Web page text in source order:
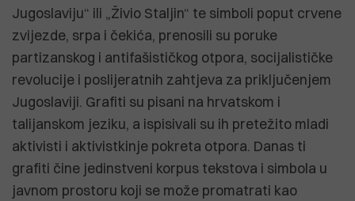
Jugoslaviju“ ili „Živio Staljin“ te simboli poput crvene
zvijezde, srpa i čekića, prenosili su poruke
partizanskog i antifašističkog otpora, socijalističke
revolucije i poslijeratnih zahtjeva za priključenjem
Jugoslaviji. Grafiti su pisani na hrvatskom i
talijanskom jeziku, a ispisivali su ih pretežito mladi
aktivisti i aktivistkinje pokreta otpora. Danas ti
grafiti čine jedinstveni korpus tekstova i simbola u
javnom prostoru koji se može promatrati kao